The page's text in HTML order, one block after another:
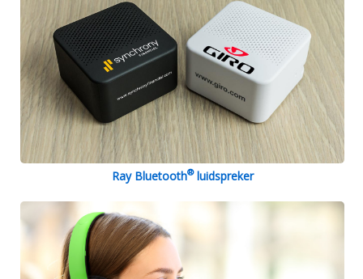
Ray Bluetooth®luidspreker